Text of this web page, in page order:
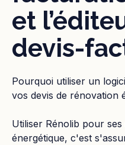
et
devis-
Pourquoi utiliser un
vos devis de rénovation
Utiliser Rénolib pour
énergétique, c'est